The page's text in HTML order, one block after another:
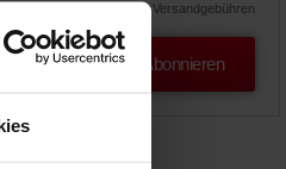
exkl. Versandgebühren
Abonnieren